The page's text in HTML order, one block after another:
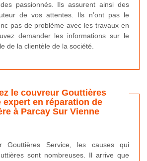
passionnés. Ils assurent ainsi des
de vos attentes. Ils n’ont pas le
pas de problème avec les travaux en
demander les informations sur le
de la clientèle de la société.
le couvreur Gouttières
expert en réparation de
à Parcay Sur Vienne
Gouttières Service, les causes qui
sont nombreuses. Il arrive que